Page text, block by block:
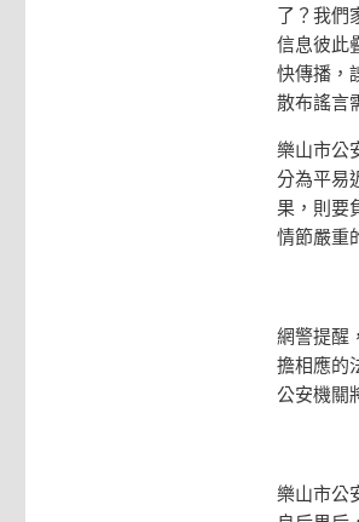
了？我們
信息彼此
快傳播，
散布謠言
樂山市公
分為平易
果，則要
情節嚴重
網警提醒
擔相應的
公安機關
樂山市公